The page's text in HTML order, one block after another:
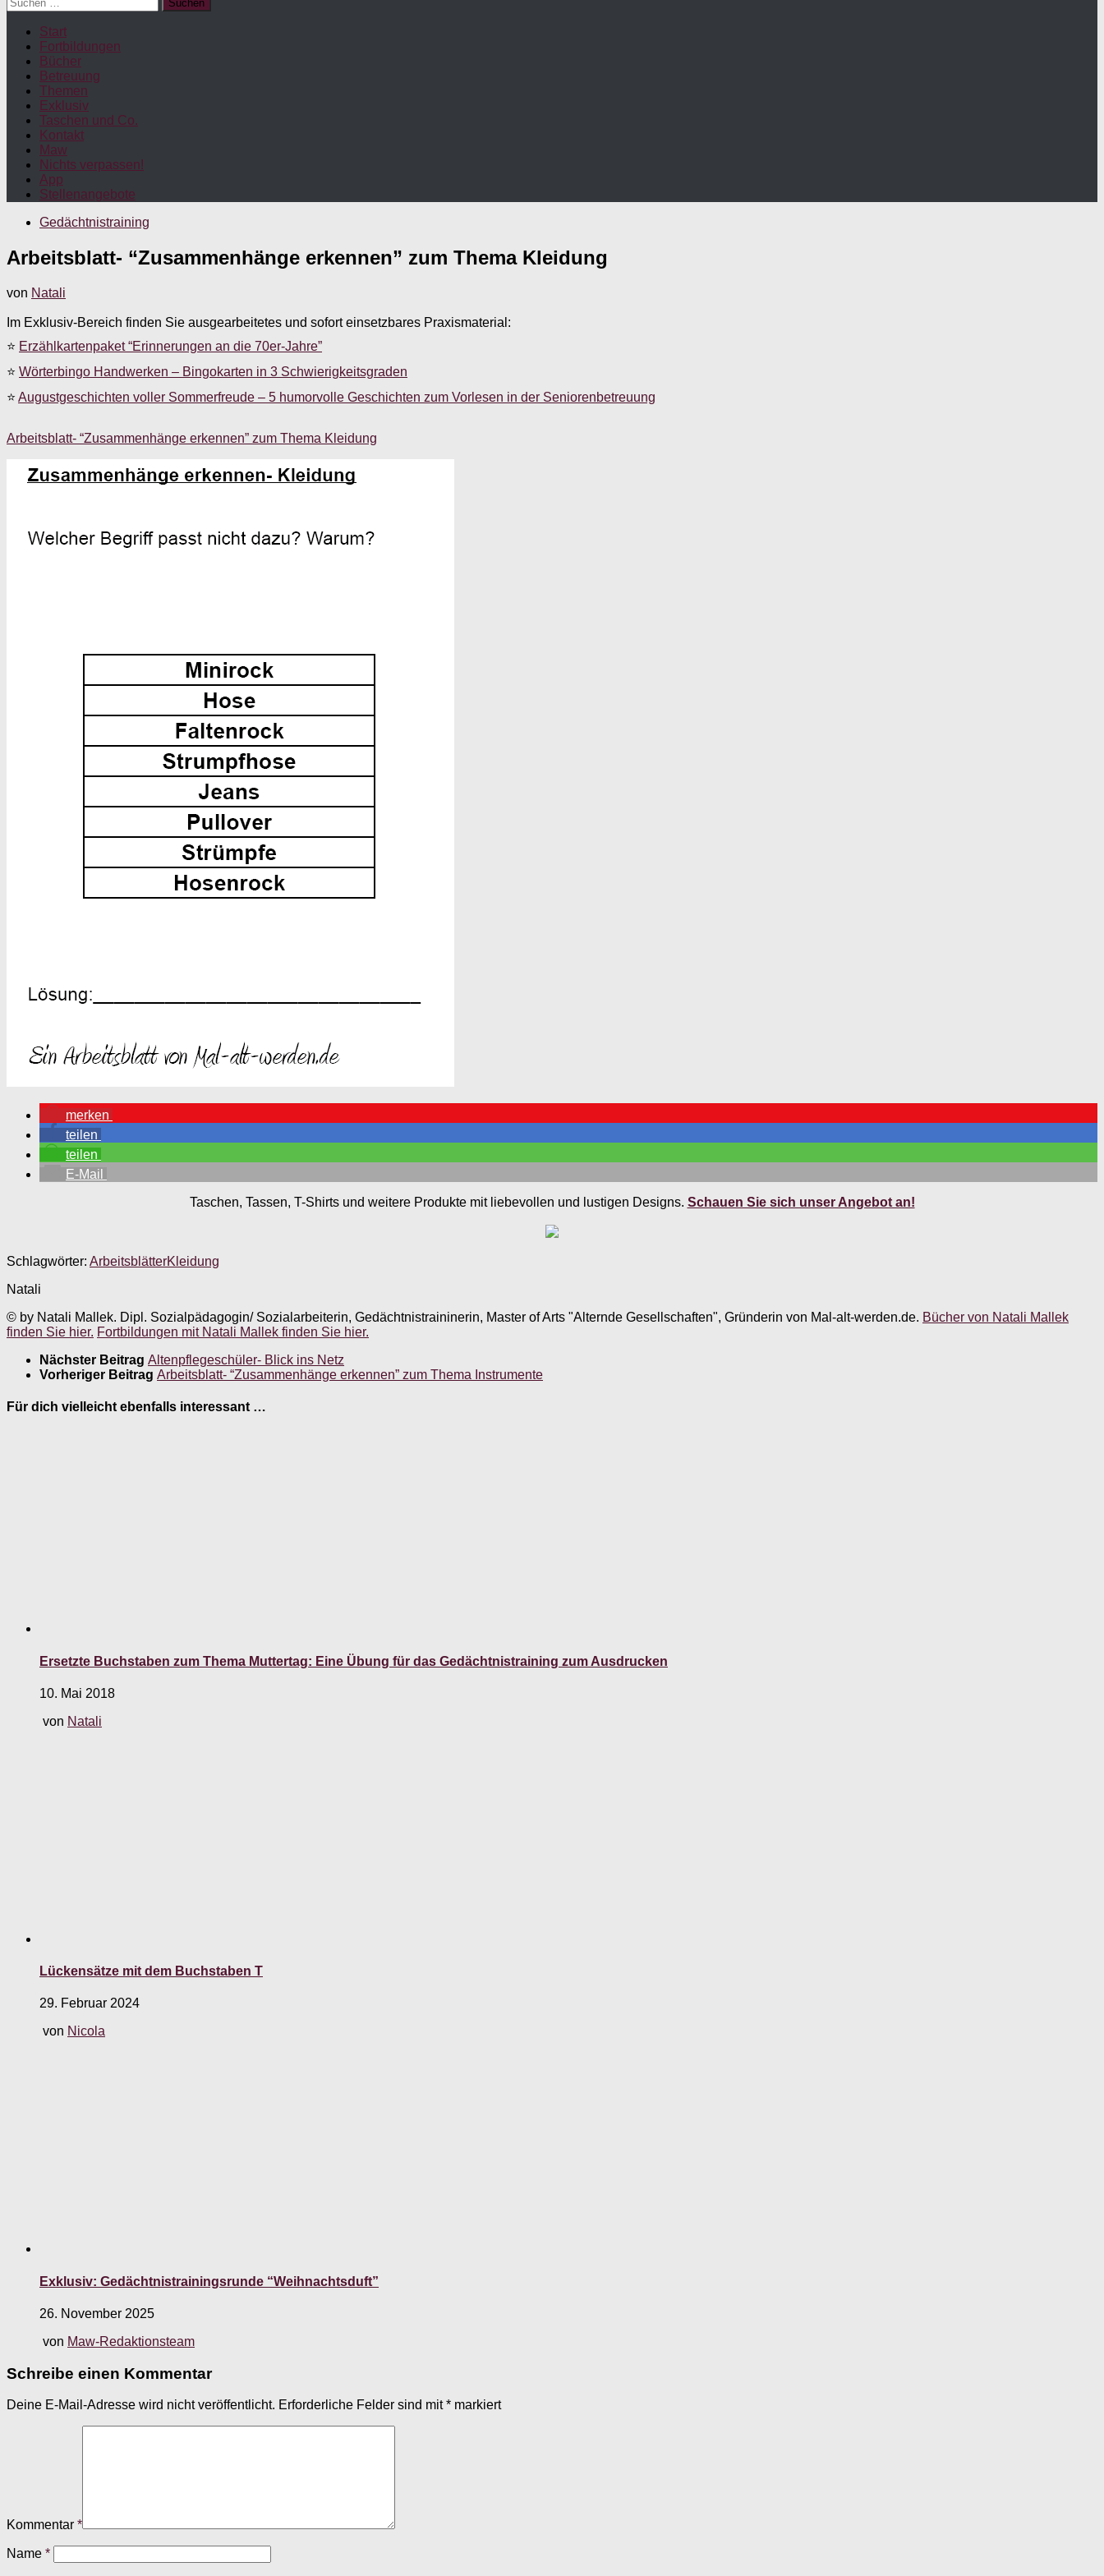
nach:
Start
Fortbildungen
Bücher
Betreuung
Themen
Exklusiv
Taschen und Co.
Kontakt
Maw
Nichts verpassen!
App
Stellenangebote
Gedächtnistraining
Arbeitsblatt- “Zusammenhänge erkennen” zum Thema Kleidung
von Natali
Im Exklusiv-Bereich finden Sie ausgearbeitetes und sofort einsetzbares Praxismaterial:
⭐ Erzählkartenpaket “Erinnerungen an die 70er-Jahre”
⭐ Wörterbingo Handwerken – Bingokarten in 3 Schwierigkeitsgraden
⭐ Augustgeschichten voller Sommerfreude – 5 humorvolle Geschichten zum Vorlesen in der Seniorenbetreuung
Arbeitsblatt- “Zusammenhänge erkennen” zum Thema Kleidung
merken
teilen
teilen
E-Mail
Taschen, Tassen, T-Shirts und weitere Produkte mit liebevollen und lustigen Designs. Schauen Sie sich unser Angebot an!
Schlagwörter: ArbeitsblätterKleidung
Natali
© by Natali Mallek. Dipl. Sozialpädagogin/ Sozialarbeiterin, Gedächtnistraininerin, Master of Arts "Alternde Gesellschaften", Gründerin von Mal-alt-werden.de. Bücher von Natali Mallek
finden Sie hier. Fortbildungen mit Natali Mallek finden Sie hier.
Nächster Beitrag Altenpflegeschüler- Blick ins Netz
Vorheriger Beitrag Arbeitsblatt- “Zusammenhänge erkennen” zum Thema Instrumente
Für dich vielleicht ebenfalls interessant …
Ersetzte Buchstaben zum Thema Muttertag: Eine Übung für das Gedächtnistraining zum Ausdrucken
10. Mai 2018
von Natali
Lückensätze mit dem Buchstaben T
29. Februar 2024
von Nicola
Exklusiv: Gedächtnistrainingsrunde “Weihnachtsduft”
26. November 2025
von Maw-Redaktionsteam
Schreibe einen Kommentar
Deine E-Mail-Adresse wird nicht veröffentlicht. Erforderliche Felder sind mit* markiert
Kommentar *
Name *